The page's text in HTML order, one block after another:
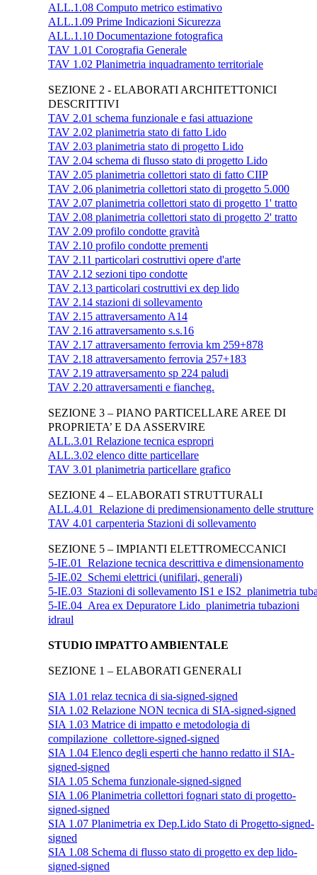
ALL.1.08 Computo metrico estimativo
ALL.1.09 Prime Indicazioni Sicurezza
ALL.1.10 Documentazione fotografica
TAV 1.01 Corografia Generale
TAV 1.02 Planimetria inquadramento territoriale
SEZIONE 2 - ELABORATI ARCHITETTONICI
DESCRITTIVI
TAV 2.01 schema funzionale e fasi attuazione
TAV 2.02 planimetria stato di fatto Lido
TAV 2.03 planimetria stato di progetto Lido
TAV 2.04 schema di flusso stato di progetto Lido
TAV 2.05 planimetria collettori stato di fatto CIIP
TAV 2.06 planimetria collettori stato di progetto 5.000
TAV 2.07 planimetria collettori stato di progetto 1' tratto
TAV 2.08 planimetria collettori stato di progetto 2' tratto
TAV 2.09 profilo condotte gravità
TAV 2.10 profilo condotte prementi
TAV 2.11 particolari costruttivi opere d'arte
TAV 2.12 sezioni tipo condotte
TAV 2.13 particolari costruttivi ex dep lido
TAV 2.14 stazioni di sollevamento
TAV 2.15 attraversamento A14
TAV 2.16 attraversamento s.s.16
TAV 2.17 attraversamento ferrovia km 259+878
TAV 2.18 attraversamento ferrovia 257+183
TAV 2.19 attraversamento sp 224 paludi
TAV 2.20 attraversamenti e fiancheg.
SEZIONE 3 – PIANO PARTICELLARE AREE DI
PROPRIETA’ E DA ASSERVIRE
ALL.3.01 Relazione tecnica espropri
ALL.3.02 elenco ditte particellare
TAV 3.01 planimetria particellare grafico
SEZIONE 4 – ELABORATI STRUTTURALI
ALL.4.01_Relazione di predimensionamento delle strutture
TAV 4.01 carpenteria Stazioni di sollevamento
SEZIONE 5 – IMPIANTI ELETTROMECCANICI
5-IE.01_Relazione tecnica descrittiva e dimensionamento
5-IE.02_Schemi elettrici (unifilari, generali)
5-IE.03_Stazioni di sollevamento IS1 e IS2_planimetria
5-IE.04_Area ex Depuratore Lido_planimetria tubazioni
idraul
STUDIO IMPATTO AMBIENTALE
SEZIONE 1 – ELABORATI GENERALI
SIA 1.01 relaz tecnica di sia-signed-signed
SIA 1.02 Relazione NON tecnica di SIA-signed-signed
SIA 1.03 Matrice di impatto e metodologia di
compilazione_collettore-signed-signed
SIA 1.04 Elenco degli esperti che hanno redatto il SIA-
signed-signed
SIA 1.05 Schema funzionale-signed-signed
SIA 1.06 Planimetria collettori fognari stato di progetto-
signed-signed
SIA 1.07 Planimetria ex Dep.Lido Stato di Progetto-signed-
signed
SIA 1.08 Schema di flusso stato di progetto ex dep lido-
signed-signed